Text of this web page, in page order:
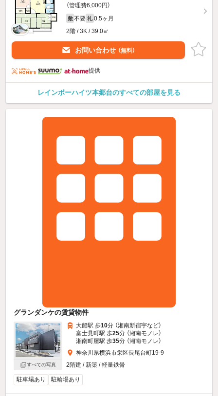
（管理費6,000円）
敷 不要 礼 0.5ヶ月
2階 / 3K / 39.0㎡
お問い合わせ （無料）
提供
レインボーハイツ本郷台のすべての部屋を見る
グランダンケの賃貸物件
すべての写真
大船駅 歩10分 （湘南新宿宇など）
富士見町駅 歩25分 （湘南モノレ）
湘南町屋駅 歩35分 （湘南モノレ）
神奈川県横浜市栄区長尾台町19-9
2階建 / 新築 / 軽量鉄骨
駐車場あり 駐輪場あり